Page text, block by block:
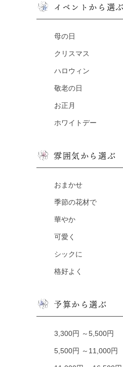
イベントから選ぶ
母の日
クリスマス
ハロウィン
敬老の日
お正月
ホワイトデー
雰囲気から選ぶ
おまかせ
季節の花材で
華やか
可愛く
シックに
格好よく
予算から選ぶ
3,300円 ～5,500円
5,500円 ～11,000円